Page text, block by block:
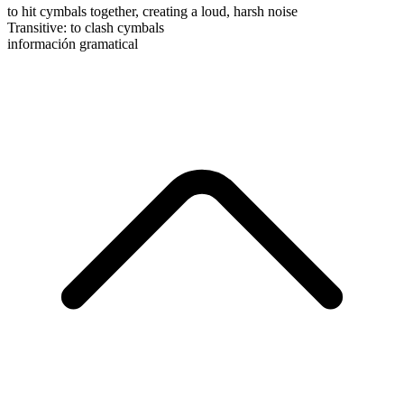
to hit cymbals together, creating a loud, harsh noise
Transitive: to clash cymbals
información gramatical